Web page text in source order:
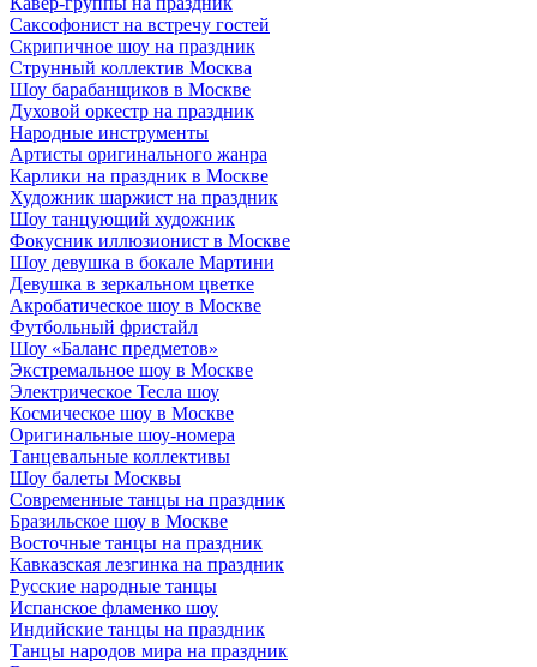
Саксофонист на встречу гостей
Скрипичное шоу на праздник
Струнный коллектив Москва
Шоу барабанщиков в Москве
Духовой оркестр на праздник
Народные инструменты
Артисты оригинального жанра
Карлики на праздник в Москве
Художник шаржист на праздник
Шоу танцующий художник
Фокусник иллюзионист в Москве
Шоу девушка в бокале Мартини
Девушка в зеркальном цветке
Акробатическое шоу в Москве
Футбольный фристайл
Шоу «Баланс предметов»
Экстремальное шоу в Москве
Электрическое Тесла шоу
Космическое шоу в Москве
Оригинальные шоу-номера
Танцевальные коллективы
Шоу балеты Москвы
Современные танцы на праздник
Бразильское шоу в Москве
Восточные танцы на праздник
Кавказская лезгинка на праздник
Русские народные танцы
Испанское фламенко шоу
Индийские танцы на праздник
Танцы народов мира на праздник